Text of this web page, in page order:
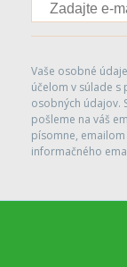
Vaše osobné
účelom v súlade s
osobných údajov.
pošleme na váš
písomne,
informačného